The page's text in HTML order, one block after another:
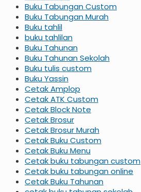
Buku Tabungan Custom
Buku Tabungan Murah
Buku tahlil
buku tahlilan
Buku Tahunan
Buku Tahunan Sekolah
Buku tulis custom
Buku Yassin
Cetak Amplop
Cetak ATK Custom
Cetak Block Note
Cetak Brosur
Cetak Brosur Murah
Cetak Buku Custom
Cetak Buku Menu
Cetak buku tabungan custom
Cetak buku tabungan online
Cetak Buku Tahunan